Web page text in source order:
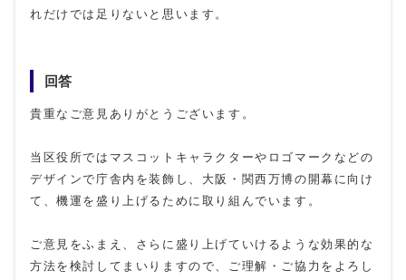
れだけでは足りないと思います。
回答
貴重なご意見ありがとうございます。
当区役所ではマスコットキャラクターやロゴマークなどの
デザインで庁舎内を装飾し、大阪・関西万博の開幕に向け
て、機運を盛り上げるために取り組んでいます。
ご意見をふまえ、さらに盛り上げていけるような効果的な
方法を検討してまいりますので、ご理解・ご協力をよろし